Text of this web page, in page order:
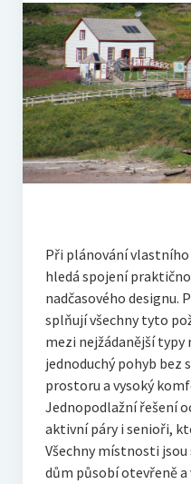
Při plánování
hledá spojení
nadčasového designu.
splňují všechny tyto
mezi nejžádanější
jednoduchý pohyb bez
prostoru a vysoký
Jednopodlažní řešení
aktivní páry i senioři,
Všechny místnosti
dům působí otevřeně a